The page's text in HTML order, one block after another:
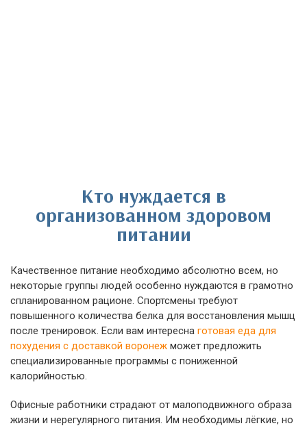
Кто нуждается в
организованном здоровом
питании
Качественное питание необходимо абсолютно всем, но
некоторые группы людей особенно нуждаются в грамотно
спланированном рационе. Спортсмены требуют
повышенного количества белка для восстановления мышц
после тренировок. Если вам интересна готовая еда для
похудения с доставкой воронеж может предложить
специализированные программы с пониженной
калорийностью.
Офисные работники страдают от малоподвижного образа
жизни и нерегулярного питания. Им необходимы лёгкие, но